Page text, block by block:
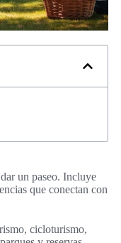
un paseo. Incluye
que conectan con
cicloturismo,